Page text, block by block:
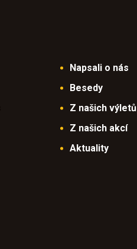
Napsali o nás
Besedy
Z našich výletů
Z našich akcí
Aktuality